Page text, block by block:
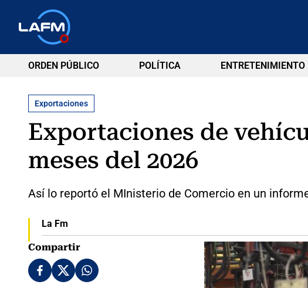
ORDEN PÚBLICO POLÍTICA ENTRETENIMIENTO
Exportaciones
Exportaciones de
meses del 2026
Así lo reportó el MInisterio de Comercio en un
La Fm
Compartir